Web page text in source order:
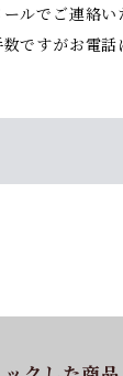
ルでご連絡い
数ですがお電